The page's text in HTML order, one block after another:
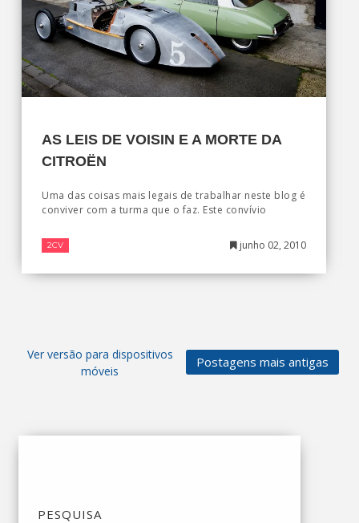
AS LEIS DE VOISIN E A MORTE DA
CITROËN
Uma das coisas mais legais de trabalhar neste blog é
conviver com a turma que o faz. Este convívio
2CV junho 02, 2010
Postagens mais antigas
Ver versão para dispositivos
móveis
PESQUISA